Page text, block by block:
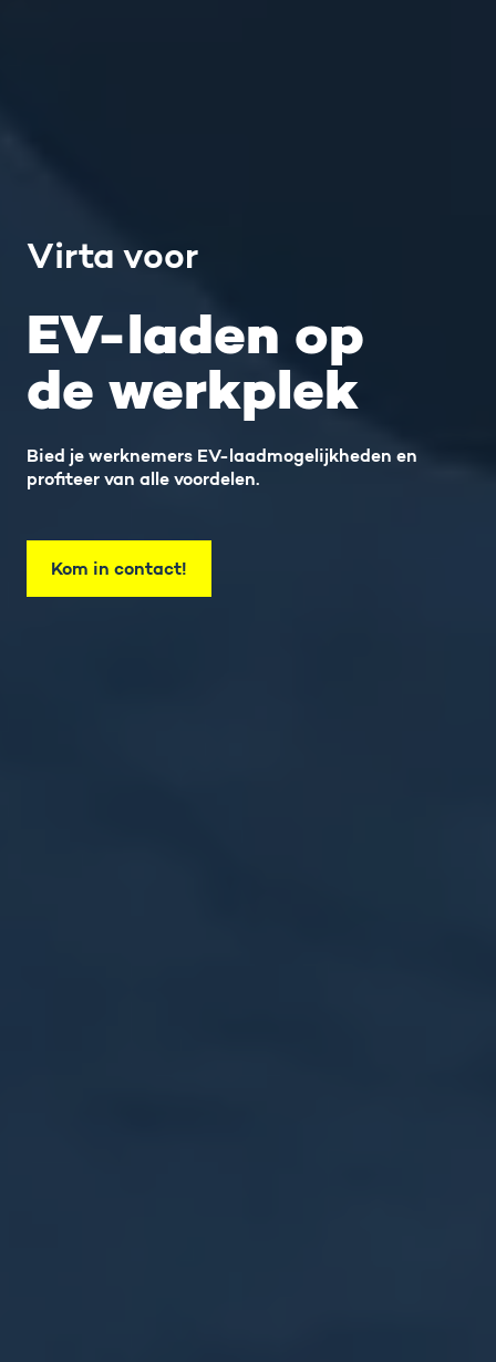
Virta voor
EV-laden op
de werkplek
Bied je werknemers EV-laadmogelijkheden en
profiteer van alle voordelen.
Kom in contact!